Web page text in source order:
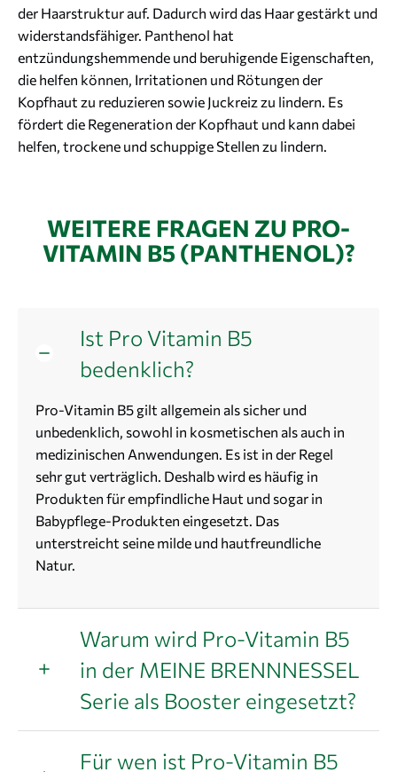
der Haarstruktur auf. Dadurch wird das Haar gestärkt und
widerstandsfähiger. Panthenol hat
entzündungshemmende und beruhigende Eigenschaften,
die helfen können, Irritationen und Rötungen der
Kopfhaut zu reduzieren sowie Juckreiz zu lindern. Es
fördert die Regeneration der Kopfhaut und kann dabei
helfen, trockene und schuppige Stellen zu lindern.
WEITERE FRAGEN ZU PRO-
VITAMIN B5 (PANTHENOL)?
Ist Pro Vitamin B5
bedenklich?
Pro-Vitamin B5 gilt allgemein als sicher und
unbedenklich, sowohl in kosmetischen als auch in
medizinischen Anwendungen. Es ist in der Regel
sehr gut verträglich. Deshalb wird es häufig in
Produkten für empfindliche Haut und sogar in
Babypflege-Produkten eingesetzt. Das
unterstreicht seine milde und hautfreundliche
Natur.
Warum wird Pro-Vitamin B5
in der MEINE BRENNNESSEL
Serie als Booster eingesetzt?
Für wen ist Pro-Vitamin B5